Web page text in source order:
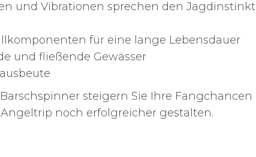
und Vibrationen sprechen den Jagdinstinkt
für eine lange Lebensdauer
und fließende Gewässer
steigern Sie Ihre Fangchancen
noch erfolgreicher gestalten.